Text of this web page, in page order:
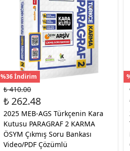
%36 İndirim
₺ 410.00
₺ 262.48
2025 MEB-AGS Türkçenin Kara
Kutusu PARAGRAF 2 KARMA
ÖSYM Çıkmış Soru Bankası
Video/PDF Çözümlü